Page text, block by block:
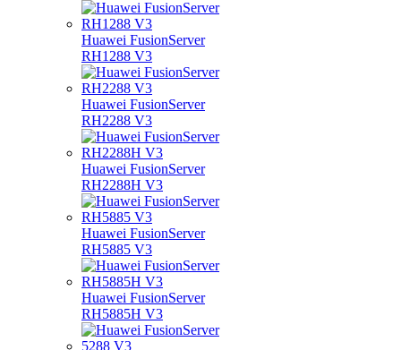
Huawei FusionServer
RH1288 V3
Huawei FusionServer
RH2288 V3
Huawei FusionServer
RH2288H V3
Huawei FusionServer
RH5885 V3
Huawei FusionServer
RH5885H V3